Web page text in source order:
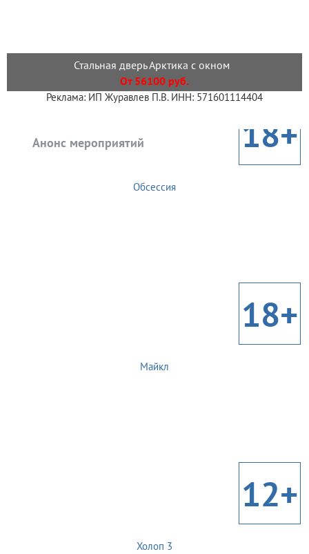
Стальная дверь Арктика с окном
От 56100 руб.
Реклама: ИП Журавлев П.В. ИНН: 571601114404
Анонс мероприятий 18+
Обсессия
18+
Майкл
12+
Холоп 3